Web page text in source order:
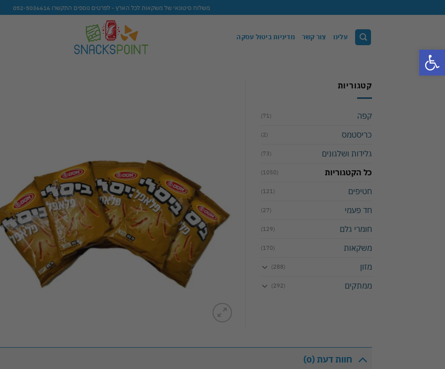
פתח סרגל נגישות
to
משלוח סיטונאי של משקאות לכל הארץ - לפרטים נוספים התקשרו 052-5036616
עלינו צור קשר מדיניות ביטול עסקה
קטגוריות
קפה (71)
כריסטמס (2)
גלידות ושלגונים (73)
כל הקטגוריות (1050)
חטיפים (121)
חד פעמי (27)
חומרי גלם (129)
משקאות (170)
מזון (288)
ממתקים (292)
חוות דעת (0)